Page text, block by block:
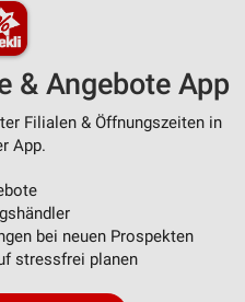
& Angebote App
Filialen & Öffnungszeiten in
App.
bei neuen Prospekten
stressfrei planen